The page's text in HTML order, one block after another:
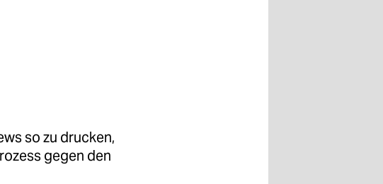
so zu drucken,
gegen den